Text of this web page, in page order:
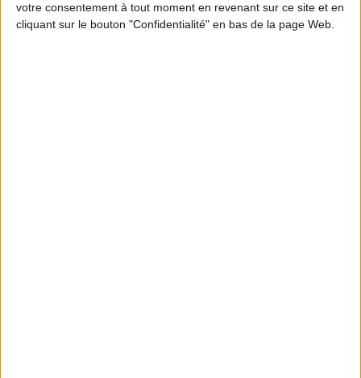
votre consentement à tout moment en revenant sur ce site et en
cliquant sur le bouton "Confidentialité" en bas de la page Web.
Inscrivez-vous à notre newsletter